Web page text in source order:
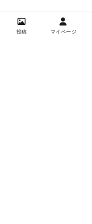
投稿 マイページ